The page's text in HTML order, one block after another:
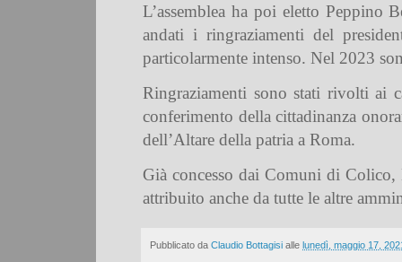
L’assemblea ha poi eletto Peppino
andati i ringraziamenti del
particolarmente intenso. Nel 2023
Ringraziamenti sono stati rivolti ai
conferimento della cittadinanza
dell’Altare della patria a Roma.
Già concesso dai Comuni di Colico,
attribuito anche da tutte le altre
Pubblicato da Claudio Bottagisi alle lunedì, maggio 17,